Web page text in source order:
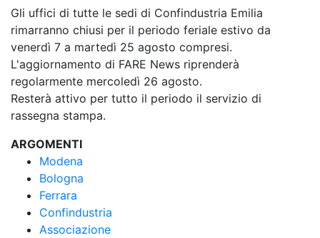
Gli uffici di tutte le sedi di Confindustria Emilia
rimarranno chiusi per il periodo feriale estivo da
venerdì 7 a martedì 25 agosto compresi.
L'aggiornamento di FARE News riprenderà
regolarmente mercoledì 26 agosto.
Resterà attivo per tutto il periodo il servizio di
rassegna stampa.
ARGOMENTI
Modena
Bologna
Ferrara
Confindustria
Associazione